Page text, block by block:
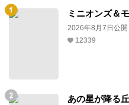
ミニオンズ＆
2026年8月7日公開
12339
あの星が降る